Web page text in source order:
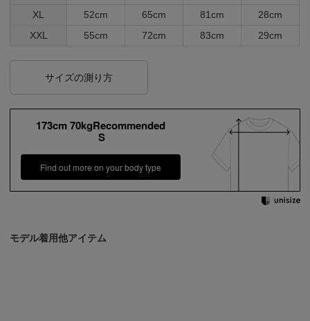
XL 52cm 65cm 81cm
28cm
XXL
55cm 72cm 83cm 29cm
サイズの測り方
173cm 70kgRecommended
S
Find out more on your body type
モデル着用他アイテム